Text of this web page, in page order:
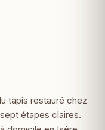
tapis restauré chez
étapes claires.